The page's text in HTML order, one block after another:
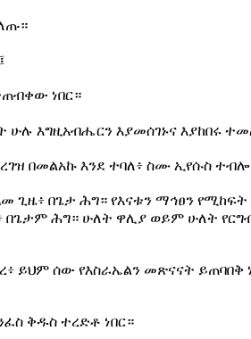
ነበር።
ሁሉ እግዚአብሔርን እያመሰገኑና እያከበሩ
በመልአኩ እንደ ተባለ፥ ስሙ ኢየሱስ
በጌታ ሕግ። የእናቱን ማኅፀን የሚከፍት
ሕግ። ሁለት ዋሊያ ወይም ሁለት
ይህም ሰው የእስራኤልን መጽናናት ይጠባበቅ
ቅዱስ ተረድቶ ነበር።